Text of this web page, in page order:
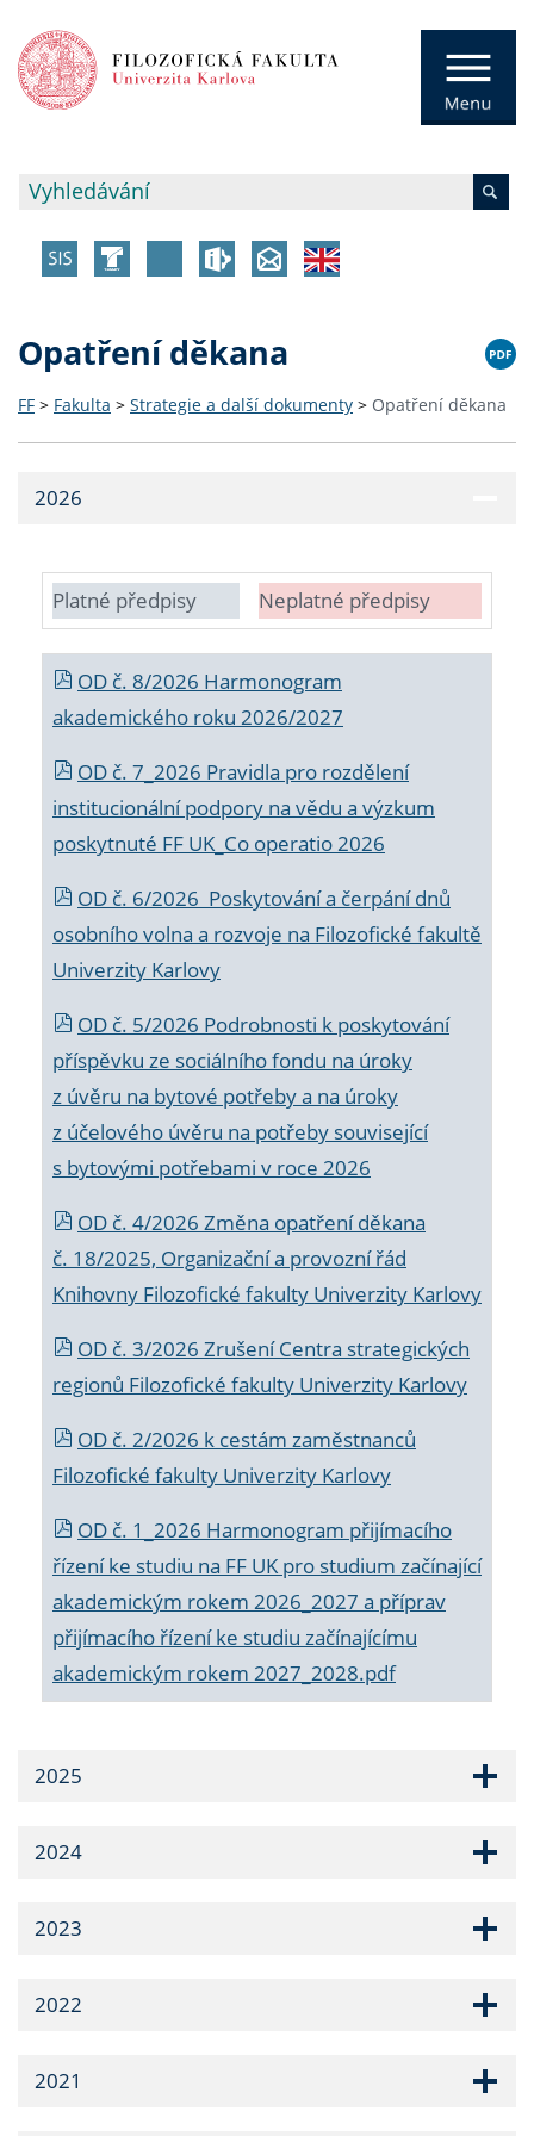
Opatření děkana
FF > Fakulta > Strategie a další dokumenty > Opatření děkana
2026
Platné předpisy Neplatné předpisy
OD č. 8/2026 Harmonogram
akademického roku 2026/2027
OD č. 7_2026 Pravidla pro rozdělení
institucionální podpory na vědu a výzkum
poskytnuté FF UK_Co operatio 2026
OD č. 6/2026 Poskytování a čerpání dnů
osobního volna a rozvoje na Filozofické fakultě
Univerzity Karlovy
OD č. 5/2026 Podrobnosti k poskytování
příspěvku ze sociálního fondu na úroky
z úvěru na bytové potřeby a na úroky
z účelového úvěru na potřeby související
s bytovými potřebami v roce 2026
OD č. 4/2026 Změna opatření děkana
č. 18/2025, Organizační a provozní řád
Knihovny Filozofické fakulty Univerzity Karlovy
OD č. 3/2026 Zrušení Centra strategických
regionů Filozofické fakulty Univerzity Karlovy
OD č. 2/2026 k cestám zaměstnanců
Filozofické fakulty Univerzity Karlovy
OD č. 1_2026 Harmonogram přijímacího
řízení ke studiu na FF UK pro studium začínající
akademickým rokem 2026_2027 a příprav
přijímacího řízení ke studiu začínajícímu
akademickým rokem 2027_2028.pdf
2025
2024
2023
2022
2021